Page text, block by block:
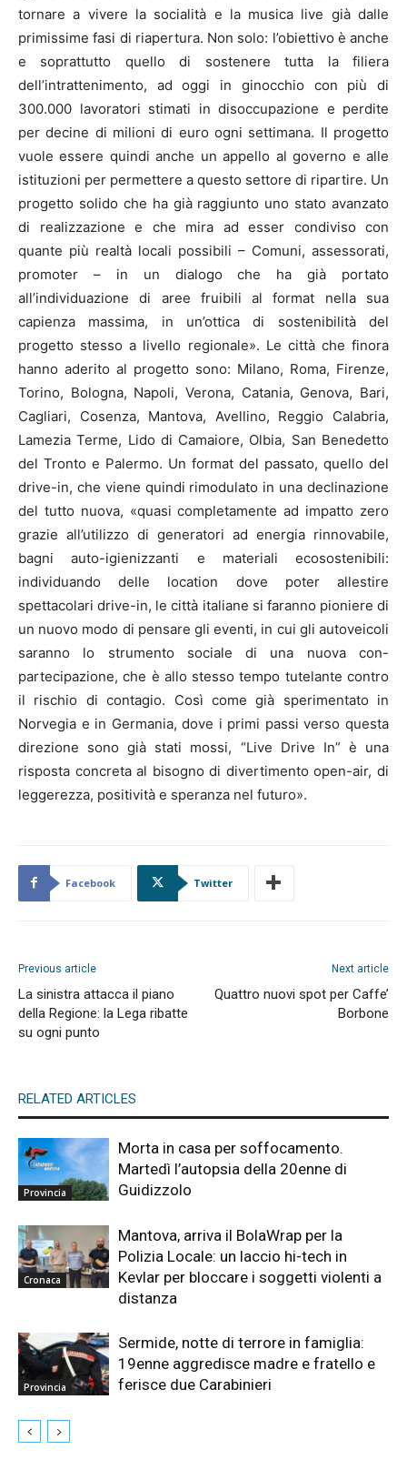
tornare a vivere la socialità e la musica live già dalle
primissime fasi di riapertura. Non solo: l’obiettivo è anche
e soprattutto quello di sostenere tutta la filiera
dell’intrattenimento, ad oggi in ginocchio con più di
300.000 lavoratori stimati in disoccupazione e perdite
per decine di milioni di euro ogni settimana. Il progetto
vuole essere quindi anche un appello al governo e alle
istituzioni per permettere a questo settore di ripartire. Un
progetto solido che ha già raggiunto uno stato avanzato
di realizzazione e che mira ad esser condiviso con
quante più realtà locali possibili – Comuni, assessorati,
promoter – in un dialogo che ha già portato
all’individuazione di aree fruibili al format nella sua
capienza massima, in un’ottica di sostenibilità del
progetto stesso a livello regionale». Le città che finora
hanno aderito al progetto sono: Milano, Roma, Firenze,
Torino, Bologna, Napoli, Verona, Catania, Genova, Bari,
Cagliari, Cosenza, Mantova, Avellino, Reggio Calabria,
Lamezia Terme, Lido di Camaiore, Olbia, San Benedetto
del Tronto e Palermo. Un format del passato, quello del
drive-in, che viene quindi rimodulato in una declinazione
del tutto nuova, «quasi completamente ad impatto zero
grazie all’utilizzo di generatori ad energia rinnovabile,
bagni auto-igienizzanti e materiali ecosostenibili:
individuando delle location dove poter allestire
spettacolari drive-in, le città italiane si faranno pioniere di
un nuovo modo di pensare gli eventi, in cui gli autoveicoli
saranno lo strumento sociale di una nuova con-
partecipazione, che è allo stesso tempo tutelante contro
il rischio di contagio. Così come già sperimentato in
Norvegia e in Germania, dove i primi passi verso questa
direzione sono già stati mossi, “Live Drive In” è una
risposta concreta al bisogno di divertimento open-air, di
leggerezza, positività e speranza nel futuro».
Facebook Twitter
Previous article
La sinistra attacca il piano
della Regione: la Lega ribatte
su ogni punto
Next article
Quattro nuovi spot per Caffe’
Borbone
RELATED ARTICLES
Provincia
Morta in casa per soffocamento.
Martedì l’autopsia della 20enne di
Guidizzolo
Cronaca
Mantova, arriva il BolaWrap per la
Polizia Locale: un laccio hi-tech in
Kevlar per bloccare i soggetti violenti a
distanza
Provincia
Sermide, notte di terrore in famiglia:
19enne aggredisce madre e fratello e
ferisce due Carabinieri